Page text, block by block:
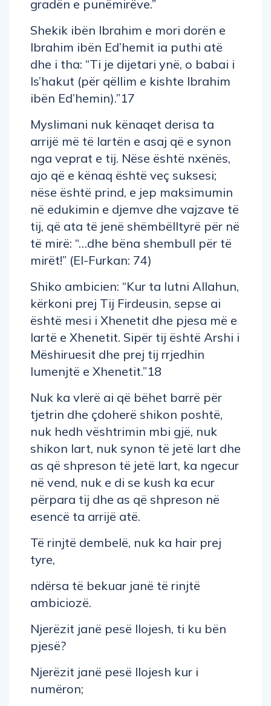
gradën e punëmirëve.”
Shekik ibën Ibrahim e mori dorën e
Ibrahim ibën Ed’hemit ia puthi atë
dhe i tha: “Ti je dijetari ynë, o babai i
Is’hakut (për qëllim e kishte Ibrahim
ibën Ed’hemin).”17
Myslimani nuk kënaqet derisa ta
arrijë më të lartën e asaj që e synon
nga veprat e tij. Nëse është nxënës,
ajo që e kënaq është veç suksesi;
nëse është prind, e jep maksimumin
në edukimin e djemve dhe vajzave të
tij, që ata të jenë shëmbëlltyrë për në
të mirë: “…dhe bëna shembull për të
mirët!” (El-Furkan: 74)
Shiko ambicien: “Kur ta lutni Allahun,
kërkoni prej Tij Firdeusin, sepse ai
është mesi i Xhenetit dhe pjesa më e
lartë e Xhenetit. Sipër tij është Arshi i
Mëshiruesit dhe prej tij rrjedhin
lumenjtë e Xhenetit.”18
Nuk ka vlerë ai që bëhet barrë për
tjetrin dhe çdoherë shikon poshtë,
nuk hedh vështrimin mbi gjë, nuk
shikon lart, nuk synon të jetë lart dhe
as që shpreson të jetë lart, ka ngecur
në vend, nuk e di se kush ka ecur
përpara tij dhe as që shpreson në
esencë ta arrijë atë.
Të rinjtë dembelë, nuk ka hair prej
tyre,
ndërsa të bekuar janë të rinjtë
ambiciozë.
Njerëzit janë pesë llojesh, ti ku bën
pjesë?
Njerëzit janë pesë llojesh kur i
numëron;